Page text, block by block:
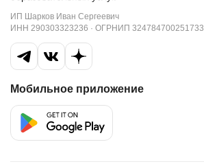
ИП Шарков Иван Сергеевич
ИНН 290303323236 · ОГРНИП 324784700251733
Мобильное приложение